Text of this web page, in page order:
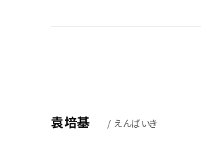
袁培基 / えんばいき